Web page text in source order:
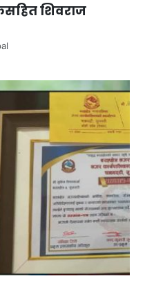
शिवराज